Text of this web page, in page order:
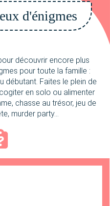
d'énigmes
découvrir encore plus
pour toute la famille :
débutant. Faites le plein de
en solo ou alimenter
chasse au trésor, jeu de
murder party...